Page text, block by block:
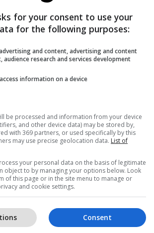
për përballjen me Parker
fiton me meritë të tij duke u
të gatshëm ta dorëzojnë edhe
for your consent to use your
for the following purposes:
and content, advertising and content
audience research and services development
information on a device
be processed and information from your device
and other device data) may be stored by,
with 369 partners, or used specifically by this
may use precise geolocation data. List of
your personal data on the basis of legitimate
object to by managing your options below. Look
of this page or in the site menu to manage or
and cookie settings.
Consent